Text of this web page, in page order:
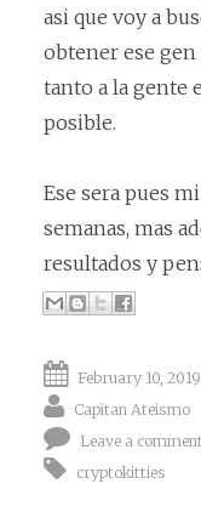
asi que voy a
obtener ese
tanto a la gente
posible.
Ese sera pues
semanas, mas
resultados y
February 10, 2019
Capitan Ateismo
Leave a comment
cryptokitties